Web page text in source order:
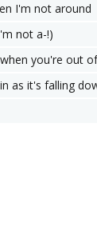
I'm not around
not a-!)
you're out
as it's falling